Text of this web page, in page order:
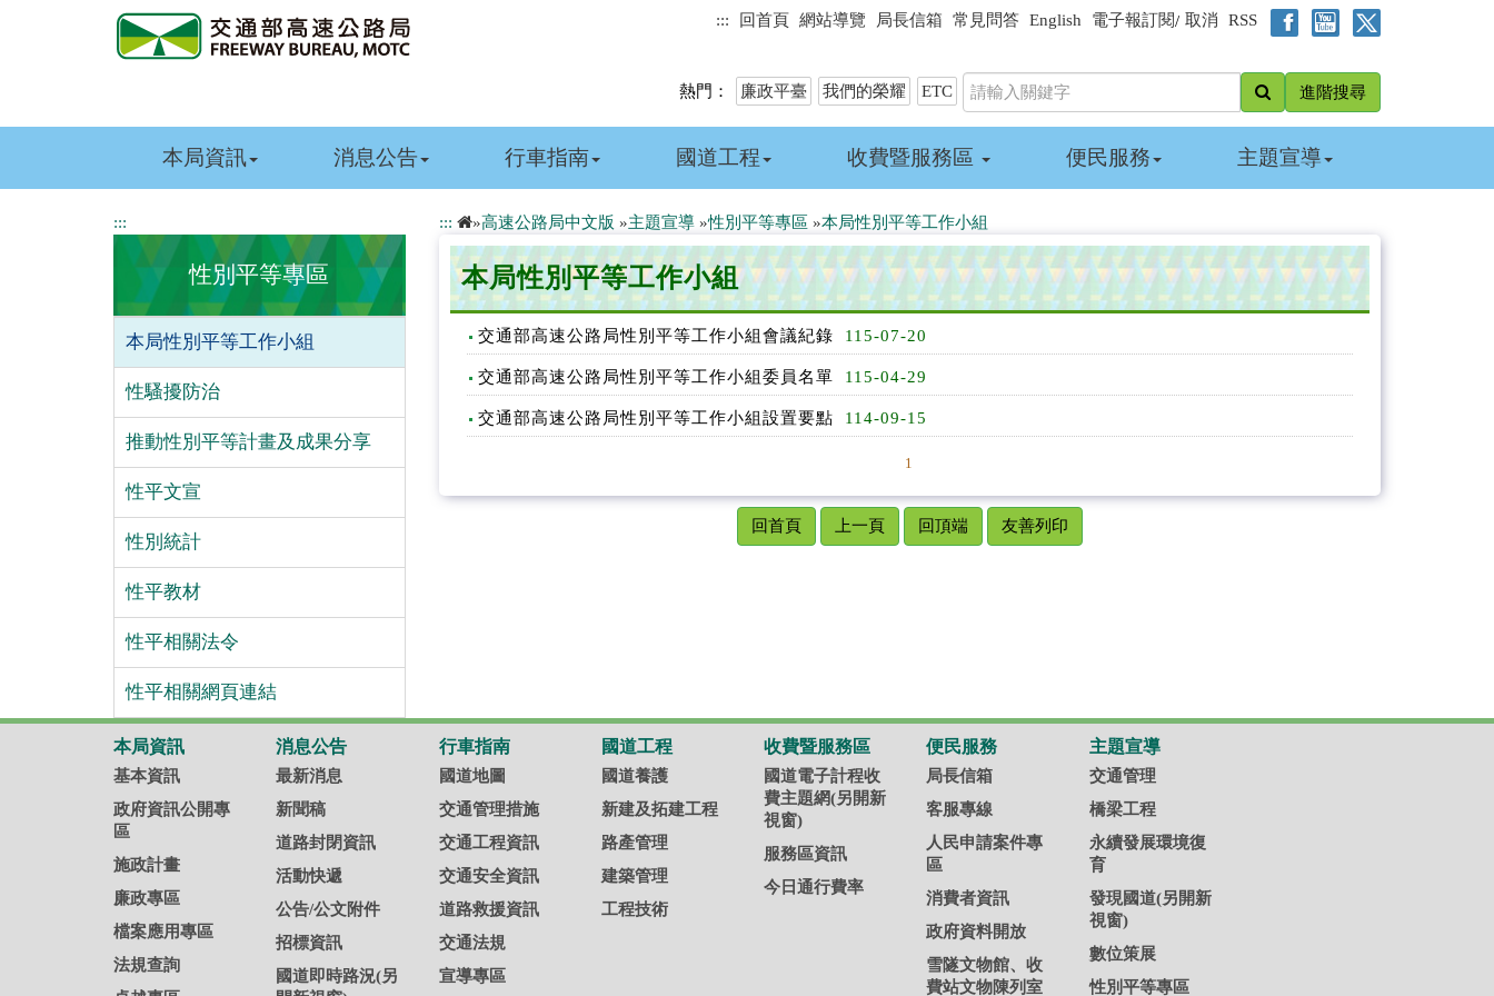
容
::: 回首頁 網站導覽 局長信箱 常見問答 English 電子報訂閱/ 取消 RSS
熱門： 廉政平臺 我們的榮耀 ETC 進階搜尋
本局資訊 消息公告 行車指南 國道工程 收費暨服務區 便民服務 主題宣導
:::
性別平等專區
本局性別平等工作小組
性騷擾防治
推動性別平等計畫及成果分享
性平文宣
性別統計
性平教材
性平相關法令
性平相關網頁連結
::: »高速公路局中文版 »主題宣導»性別平等專區 »本局性別平等工作小組
本局性別平等工作小組
交通部高速公路局性別平等工作小組會議紀錄 115-07-20
交通部高速公路局性別平等工作小組委員名單 115-04-29
交通部高速公路局性別平等工作小組設置要點 114-09-15
1
回首頁 上一頁 回頂端 友善列印
本局資訊
基本資訊
政府資訊公開專
區
施政計畫
廉政專區
檔案應用專區
法規查詢
消息公告
最新消息
新聞稿
道路封閉資訊
活動快遞
公告/公文附件
招標資訊
國道即時路況(另
行車指南
國道地圖
交通管理措施
交通工程資訊
交通安全資訊
道路救援資訊
交通法規
宣導專區
國道工程
國道養護
新建及拓建工程
路產管理
建築管理
工程技術
收費暨服務區
國道電子計程收
費主題網(另開新
視窗)
服務區資訊
今日通行費率
便民服務
局長信箱
客服專線
人民申請案件專
區
消費者資訊
政府資料開放
雪隧文物館、收
費站文物陳列室
主題宣導
交通管理
橋梁工程
永續發展環境復
育
發現國道(另開新
視窗)
數位策展
性別平等專區